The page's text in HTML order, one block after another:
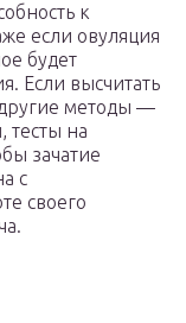
к
если овуляция
будет
Если высчитать
другие методы —
тесты на
зачатие
с
своего